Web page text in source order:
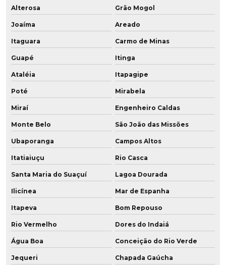
Alterosa Grão Mogol
Joaíma Areado
Itaguara Carmo de Minas
Guapé Itinga
Ataléia Itapagipe
Poté Mirabela
Miraí Engenheiro Caldas
Monte Belo São João das Missões
Ubaporanga Campos Altos
Itatiaiuçu Rio Casca
Santa Maria do Suaçuí Lagoa Dourada
Ilicínea Mar de Espanha
Itapeva Bom Repouso
Rio Vermelho Dores do Indaiá
Água Boa Conceição do Rio Verde
Jequeri Chapada Gaúcha